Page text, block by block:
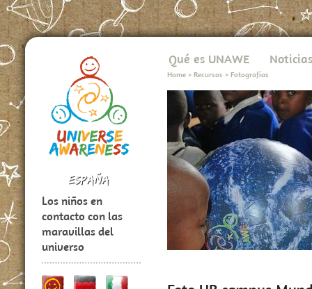
Los niños en
contacto con las
maravillas del
universo
Qué es UNAWE Noticias
Home > Recursos > Fotografías